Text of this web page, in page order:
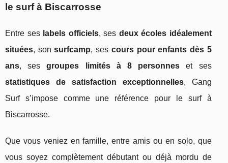
le surf à Biscarrosse
Entre ses labels officiels, ses deux écoles idéalement
situées, sonsurfcamp, ses cours pour enfants dès 5
ans, sesgroupes limités à 8 personnes et ses
statistiques de satisfaction exceptionnelles, Gang
Surf s’impose comme une référence pour le surf à
Biscarrosse.
Que vous veniez en famille, entre amis ou en solo, que
vous soyez complètement débutant ou déjà mordu de